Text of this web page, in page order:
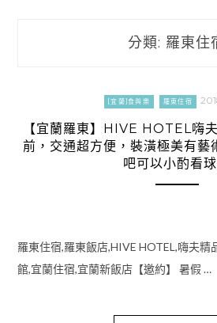
分類: 羅東住
[宜蘭]食與樂 羅東住宿
【宜蘭羅東】HIVE HOTEL嗨
前，交通超方便，裝潢極美有藝
吧可以小酌看
羅東住宿,羅東飯店,HIVE HOTEL,嗨夫精
館,宜蘭住宿,宜蘭新飯店【邀約】 暑假 …